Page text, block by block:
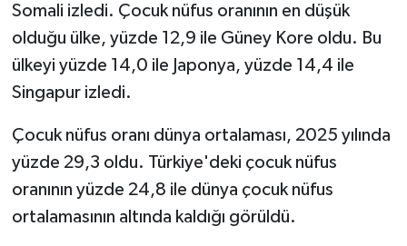
Somali izledi. Çocuk nüfus oranının en düşük
olduğu ülke, yüzde 12,9 ile Güney Kore oldu. Bu
ülkeyi yüzde 14,0 ile Japonya, yüzde 14,4 ile
Singapur izledi.
Çocuk nüfus oranı dünya ortalaması, 2025 yılında
yüzde 29,3 oldu. Türkiye'deki çocuk nüfus
oranının yüzde 24,8 ile dünya çocuk nüfus
ortalamasının altında kaldığı görüldü.